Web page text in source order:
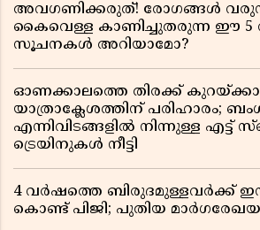
അവഗണിക്കരുത്! രോഗങ്ങൾ
കൈവെള്ള കാണിച്ചുതരുന്ന ഈ 5
സൂചനകൾ അറിയാമോ?
ഓണക്കാലത്തെ തിരക്ക്
യാത്രാക്ലേശത്തിന് പരിഹാരം;
എന്നിവിടങ്ങളിൽ നിന്നുള്ള എട്ട്
ട്രെയിനുകൾ നീട്ടി
4 വർഷത്തെ ബിരുദമുള്ളവർക്ക്
കൊണ്ട് പിജി; പുതിയ